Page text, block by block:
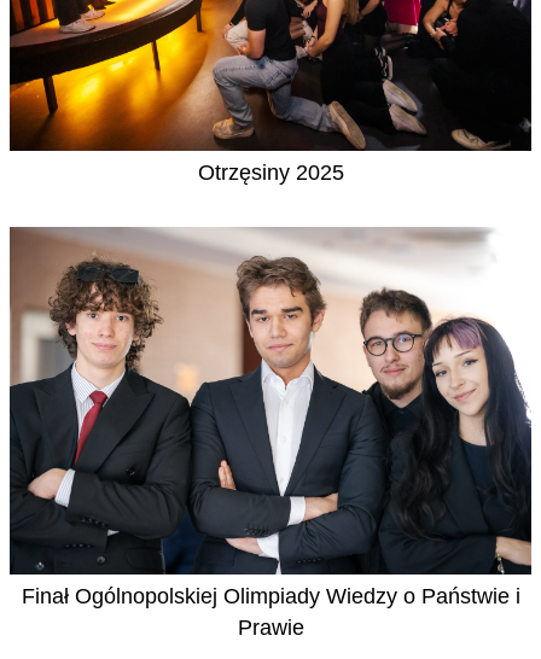
Otrzęsiny 2025
Finał Ogólnopolskiej Olimpiady Wiedzy o Państwie i
Prawie